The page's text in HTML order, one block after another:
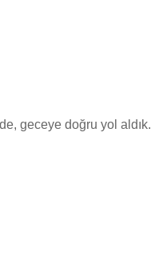
geceye doğru yol aldık.